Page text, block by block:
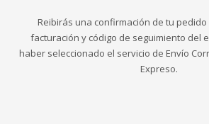
Reibirás una confirmación de tu
facturación y código de seguimiento del
haber seleccionado el servicio de Envío
Expreso.